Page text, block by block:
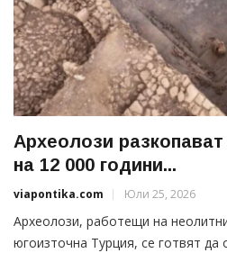
Археолози
на 12 000 години...
viapontika.com Юли 25, 2026
Археолози, работещи на
югоизточна Турция, се готвят да